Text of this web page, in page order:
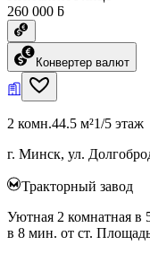
260 000 ƃ
Конвертер валют
2 комн.44.5 м²1/5 этаж
г. Минск, ул.
Тракторный завод
Уютная 2 комнатная в
в 8 мин. от ст.